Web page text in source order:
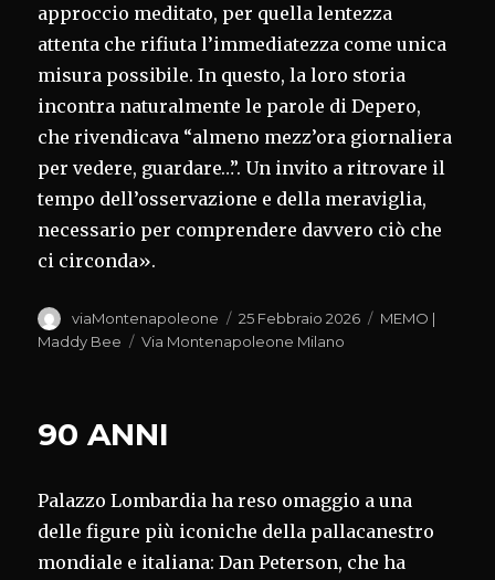
approccio meditato, per quella lentezza
attenta che rifiuta l’immediatezza come unica
misura possibile. In questo, la loro storia
incontra naturalmente le parole di Depero,
che rivendicava “almeno mezz’ora giornaliera
per vedere, guardare…”. Un invito a ritrovare il
tempo dell’osservazione e della meraviglia,
necessario per comprendere davvero ciò che
ci circonda».
Autore
viaMontenapoleone
Pubblicato
il
25 Febbraio 2026 Categorie
MEMO |
Maddy Bee
Tag
Via Montenapoleone Milano
90 ANNI
Palazzo Lombardia ha reso omaggio a una
delle figure più iconiche della pallacanestro
mondiale e italiana: Dan Peterson, che ha